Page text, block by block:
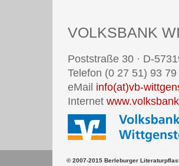
VOLKSBANK
Poststraße 30 · D-
Telefon (0 27 51) 93
eMail info(at)vb-
Internet
© 2007-2015 Berleburger